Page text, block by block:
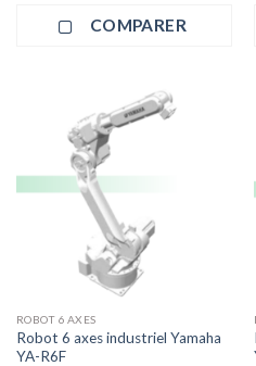
COMPARER
ROBOT 6 AXES
Robot 6 axes industriel Yamaha
YA-R6F